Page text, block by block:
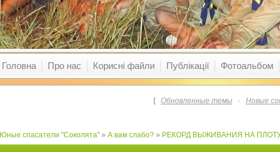
Головна Про нас Корисні файли Публікації Фотоальбом
[ Обновленные темы · Новые
Юные спасатели "Соколята" » А вам слабо? » РЕКОРД ВЫЖИВАНИЯ НА